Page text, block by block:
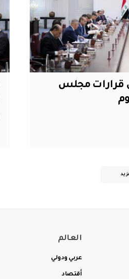
قرارات مجلس
العالم
عربي ودولي
أقتصاد